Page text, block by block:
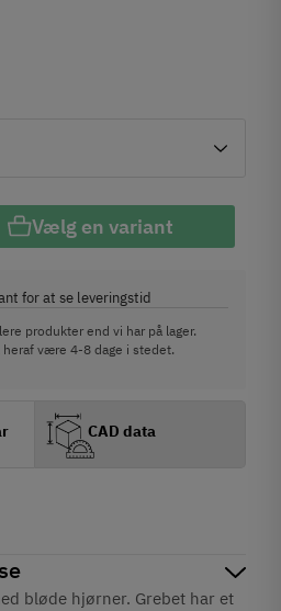
bløde hjørner. Grebet har et
Vælg en variant
for at se leveringstid
produkter end vi har på lager.
være 4-8 dage i stedet.
CAD data